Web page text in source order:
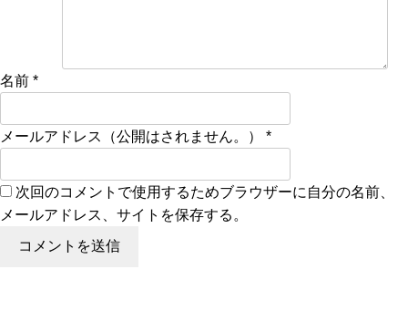
名前 *
メールアドレス（公開はされません。） *
次回のコメントで使用するためブラウザーに自分の名前、
メールアドレス、サイトを保存する。